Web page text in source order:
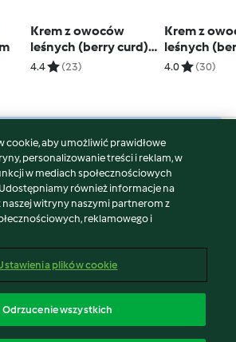
Krem z owoców
leśnych (berry curd)
– 700 g
4.4 (23)
Krem z
leśnych
– 350 g
4.0 (30)
cookie, aby umożliwić prawidłowe
personalizowanie treści i reklam, w
w mediach społecznościowych
również informacje na
witryny naszymi partnerom z
reklamowego i
plików cookie
Odrzucenie wszystkich